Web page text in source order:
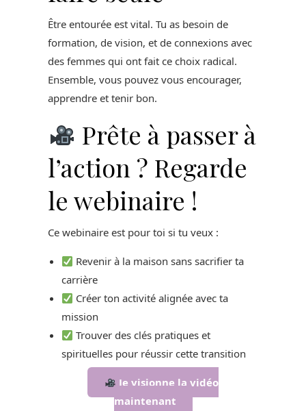
Être entourée est vital. Tu as besoin de
formation, de vision, et de connexions avec
des femmes qui ont fait ce choix radical.
Ensemble, vous pouvez vous encourager,
apprendre et tenir bon.
Prête à passer à
l’action ? Regarde
le webinaire !
Ce webinaire est pour toi si tu veux :
Revenir à la maison sans sacrifier ta
carrière
Créer ton activité alignée avec ta
mission
Trouver des clés pratiques et
spirituelles pour réussir cette transition
Je visionne la vidéo
maintenant